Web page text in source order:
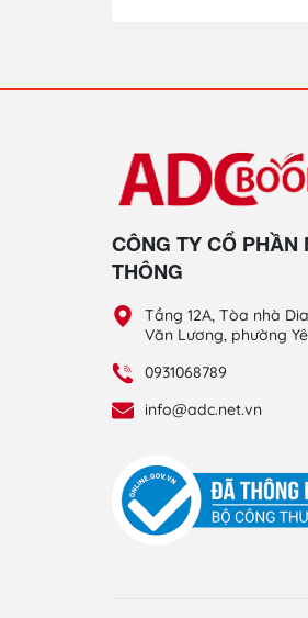
CÔNG TY CỔ PHẦN
THÔNG
Tầng 12A, Tòa nhà
Văn Lương, phường
0931068789
info@adc.net.vn